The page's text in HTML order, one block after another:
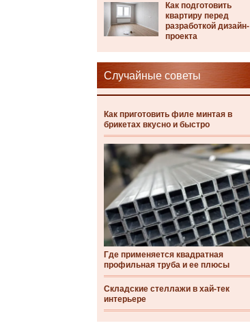
Как подготовить
квартиру перед
разработкой дизайн-
проекта
Случайные советы
Как приготовить филе минтая в
брикетах вкусно и быстро
Где применяется квадратная
профильная труба и ее плюсы
Складские стеллажи в хай-тек
интерьере